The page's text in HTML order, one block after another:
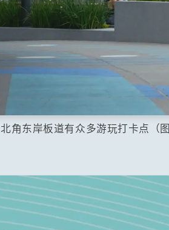
北角东岸板道有众多游玩打卡点（